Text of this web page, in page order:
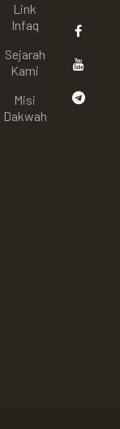
Link
Infaq
Sejarah
Kami
Misi
Dakwah